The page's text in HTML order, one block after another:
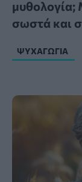
μυθολογία;
σωστά και
ΨΥΧΑΓΩΓΊΑ